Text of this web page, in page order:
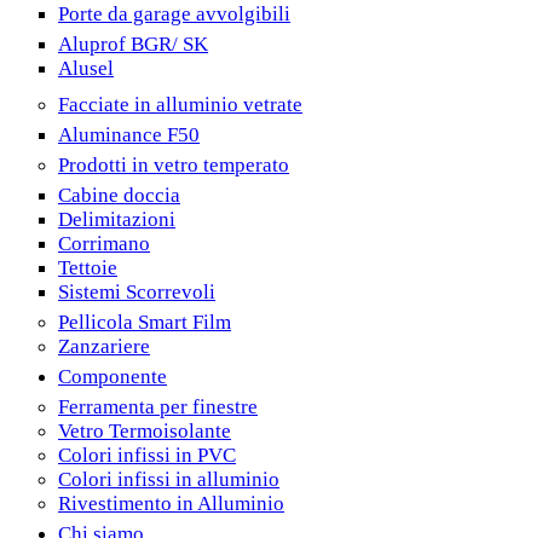
Porte da garage avvolgibili
Aluprof BGR/ SK
Alusel
Facciate in alluminio vetrate
Aluminance F50
Prodotti in vetro temperato
Cabine doccia
Delimitazioni
Corrimano
Tettoie
Sistemi Scorrevoli
Pellicola Smart Film
Zanzariere
Componente
Ferramenta per finestre
Vetro Termoisolante
Colori infissi in PVC
Colori infissi in alluminio
Rivestimento in Alluminio